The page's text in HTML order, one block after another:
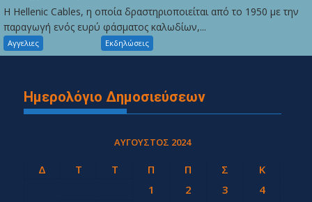
Η Hellenic Cables, η οποία δραστηριοποιείται από το 1950 με την
παραγωγή ενός ευρύ φάσματος καλωδίων,...
Αγγελιες Εκδηλώσεις
Ημερολόγιο Δημοσιεύσεων
ΑΎΓΟΥΣΤΟΣ 2024
Δ Τ Τ Π Π Σ
Κ
1
2 3
4